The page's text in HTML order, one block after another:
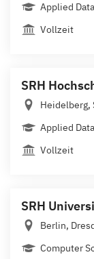
Applied
Vollzeit
SRH
Heidelberg,
Applied
Vollzeit
SRH
Berlin,
Computer